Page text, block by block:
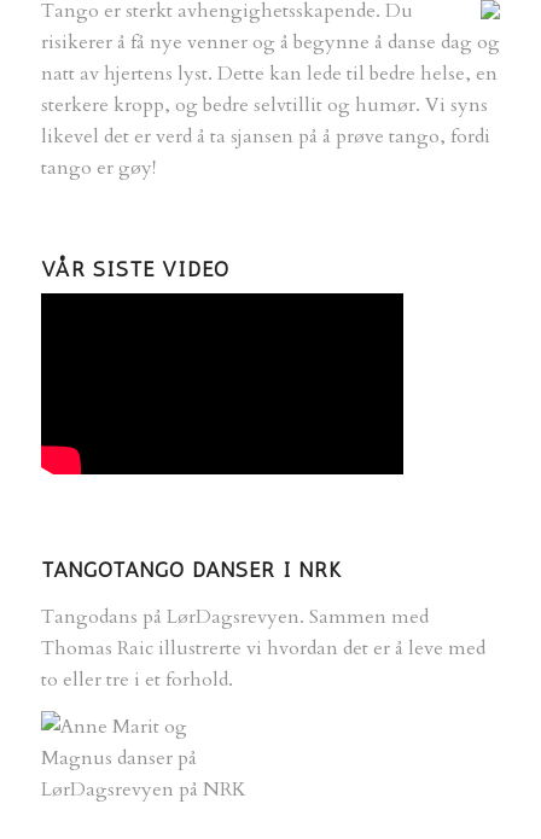
Tango er sterkt avhengighetsskapende. Du
risikerer å få nye venner og å begynne å danse dag og
natt av hjertens lyst. Dette kan lede til bedre helse, en
sterkere kropp, og bedre selvtillit og humør. Vi syns
likevel det er verd å ta sjansen på å prøve tango, fordi
tango er gøy!
VÅR SISTE VIDEO
TANGOTANGO DANSER I NRK
Tangodans på LørDagsrevyen. Sammen med
Thomas Raic illustrerte vi hvordan det er å leve med
to eller tre i et forhold.